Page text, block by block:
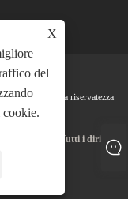
politica sulla riservatezza
Co., Ltd. Tutti i diritti
X
del
cookie.